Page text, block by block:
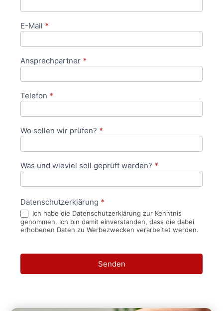
E-Mail *
Ansprechpartner *
Telefon *
Wo sollen wir prüfen? *
Was und wieviel soll geprüft werden? *
Datenschutzerklärung *
Ich habe die Datenschutzerklärung zur Kenntnis
genommen. Ich bin damit einverstanden, dass die dabei
erhobenen Daten zu Werbezwecken verarbeitet werden.
Senden